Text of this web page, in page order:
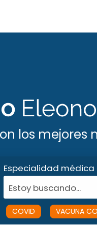
los mejores
Especialidad
Estoy buscando...
COVID VACUNA